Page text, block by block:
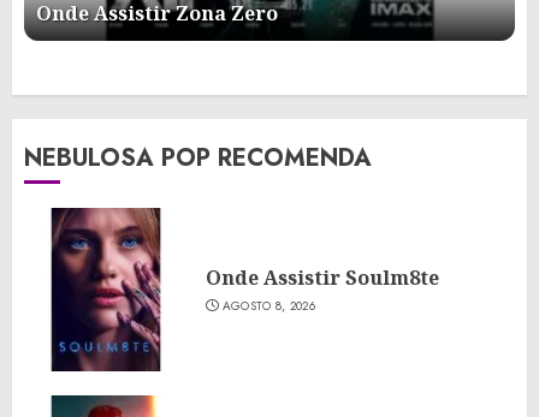
Onde Assistir Zona Zero
NEBULOSA POP RECOMENDA
Onde Assistir Soulm8te
AGOSTO 8, 2026